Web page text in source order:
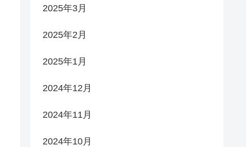
2025年3月
2025年2月
2025年1月
2024年12月
2024年11月
2024年10月